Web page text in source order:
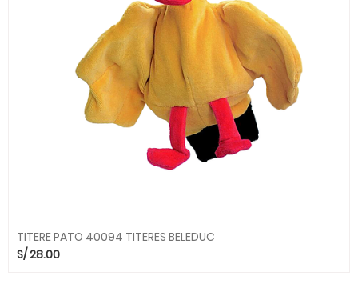
TITERE PATO 40094 TITERES BELEDUC
S/28.00